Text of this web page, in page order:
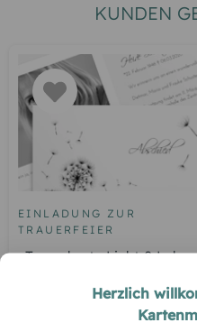
KUNDEN
EINLADUNG ZUR
TRAUERFEIER
Trauerkarte Licht & Leben
Herzlich